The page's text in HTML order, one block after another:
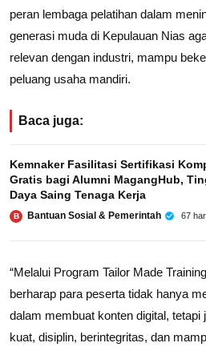
peran lembaga pelatihan dalam
generasi muda di Kepulauan Nias
relevan dengan industri, mampu
peluang usaha mandiri.
Baca juga:
Kemnaker Fasilitasi Sertifikasi
Gratis bagi Alumni MagangHub,
Daya Saing Tenaga Kerja
B Bantuan Sosial & Pemerintah 67
“Melalui Program Tailor Made
berharap para peserta tidak hanya
dalam membuat konten digital,
kuat, disiplin, berintegritas, dan